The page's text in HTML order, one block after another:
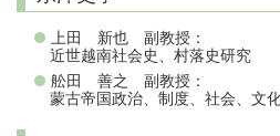
上田 新也 副教授：
近世越南社会史、村落史研究
舩田 善之 副教授：
蒙古帝国政治、制度、社会、文